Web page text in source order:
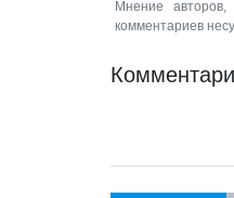
Мнение
комментариев